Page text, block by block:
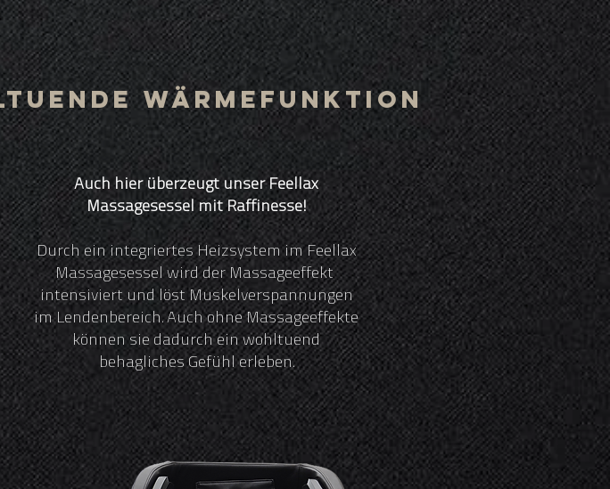
Auch hier überzeugt unser Feellax
Massagesessel mit Raffinesse!
Durch ein integriertes Heizsystem im Feellax
Massagesessel wird der Massageeffekt
intensiviert und löst Muskelverspannungen
im Lendenbereich. Auch ohne Massageeffekte
können sie dadurch ein wohltuend
behagliches Gefühl erleben.
Wärmefunktion